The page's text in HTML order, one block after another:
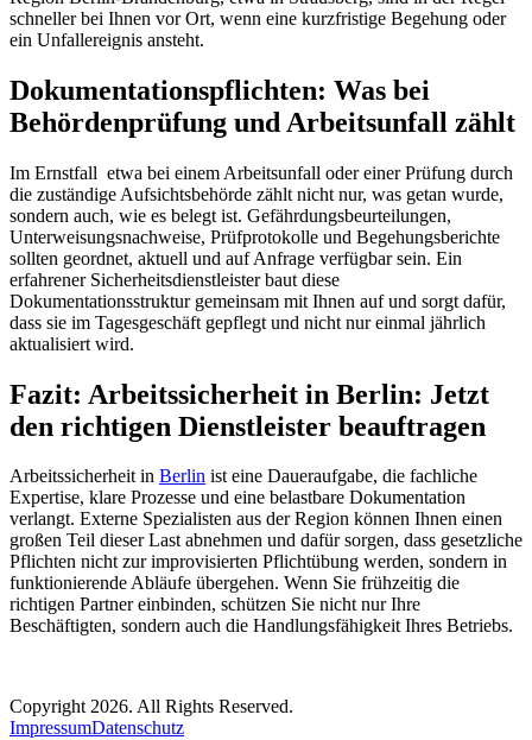
schneller bei Ihnen vor Ort, wenn eine kurzfristige Begehung oder
ein Unfallereignis ansteht.
Dokumentationspflichten: Was bei
Behördenprüfung und Arbeitsunfall zählt
Im Ernstfall etwa bei einem Arbeitsunfall oder einer Prüfung durch
die zuständige Aufsichtsbehörde zählt nicht nur, was getan wurde,
sondern auch, wie es belegt ist. Gefährdungsbeurteilungen,
Unterweisungsnachweise, Prüfprotokolle und Begehungsberichte
sollten geordnet, aktuell und auf Anfrage verfügbar sein. Ein
erfahrener Sicherheitsdienstleister baut diese
Dokumentationsstruktur gemeinsam mit Ihnen auf und sorgt dafür,
dass sie im Tagesgeschäft gepflegt und nicht nur einmal jährlich
aktualisiert wird.
Fazit: Arbeitssicherheit in Berlin: Jetzt
den richtigen Dienstleister beauftragen
Arbeitssicherheit in Berlin ist eine Daueraufgabe, die fachliche
Expertise, klare Prozesse und eine belastbare Dokumentation
verlangt. Externe Spezialisten aus der Region können Ihnen einen
großen Teil dieser Last abnehmen und dafür sorgen, dass gesetzliche
Pflichten nicht zur improvisierten Pflichtübung werden, sondern in
funktionierende Abläufe übergehen. Wenn Sie frühzeitig die
richtigen Partner einbinden, schützen Sie nicht nur Ihre
Beschäftigten, sondern auch die Handlungsfähigkeit Ihres Betriebs.
Copyright 2026. All Rights Reserved.
ImpressumDatenschutz